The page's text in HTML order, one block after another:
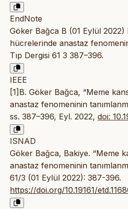
EndNote
Göker Bağca B (01 Eylül 2022)
hücrelerinde anastaz
Tıp Dergisi 61 3 387–396.
IEEE
[1]B. Göker Bağca, “Meme
anastaz fenomeninin
ss. 387–396, Eyl. 2022, doi:
ISNAD
Göker Bağca, Bakiye. “Meme
anastaz fenomeninin
61/3 (01 Eylül 2022): 387-396.
https://doi.org/10.19161/